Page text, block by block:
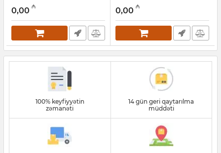
Bosch 2608603171
Artikul: 017026412
0,00 ₼
Artikul:
0,00 ₼
100% keyfiyyətin
zəmanəti
14 gün geri qaytarılma
müddəti